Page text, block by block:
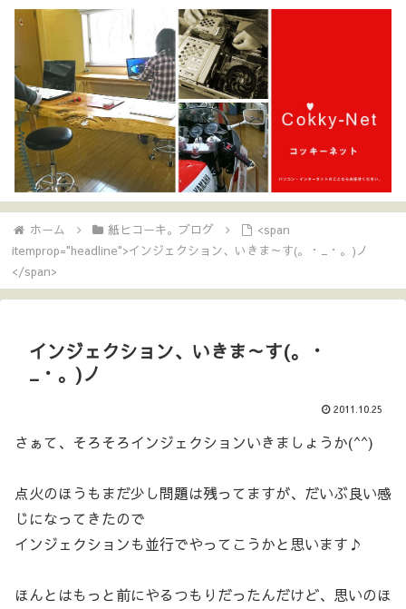
ホーム 紙ヒコーキ。ブログ
<span
itemprop="headline">インジェクション、いきま～す(。・_・。)ノ
</span>
インジェクション、いきま～す(。・
_・。)ノ
2011.10.25
さぁて、そろそろインジェクションいきましょうか(^^)
点火のほうもまだ少し問題は残ってますが、だいぶ良い感
じになってきたので
インジェクションも並行でやってこうかと思います♪
ほんとはもっと前にやるつもりだったんだけど、思いのほ